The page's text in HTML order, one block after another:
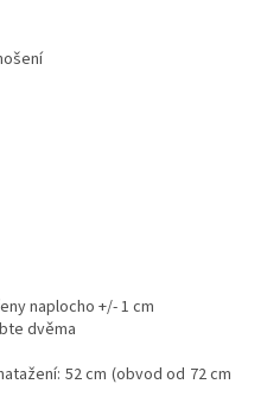
naplocho +/- 1 cm
dvěma
52 cm (obvod od 72 cm